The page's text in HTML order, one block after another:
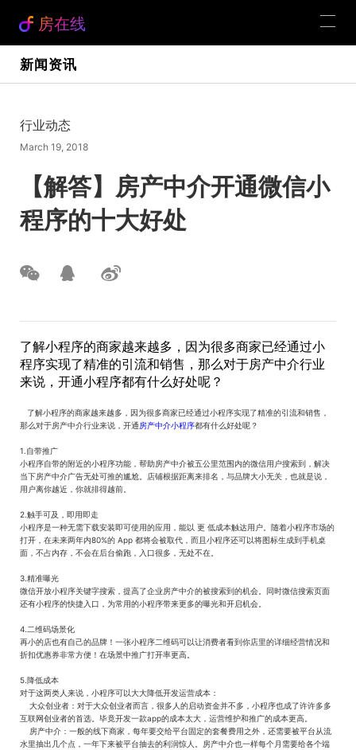
房在线
新闻资讯
行业动态
March 19, 2018
【解答】房产中介开通微信小
程序的十大好处
了解小程序的商家越来越多，因为很多商家已经通过小
程序实现了精准的引流和销售，那么对于房产中介行业
来说，开通小程序都有什么好处呢？
了解小程序的商家越来越多，因为很多商家已经通过小程序实现了精准的引流和销售，
那么对于房产中介行业来说，开通房产中介小程序都有什么好处呢？
1.自带推广
小程序自带的附近的小程序功能，帮助房产中介被五公里范围内的微信用户搜索到，解决
当下房产中介广告无处可推的尴尬。店铺根据距离来排名，与品牌大小无关，也就是说，
用户离你越近，你就排得越前。
2.触手可及，即用即走
小程序是一种无需下载安装即可使用的应用，能以 更 低成本触达用户。随着小程序市场的
打开，在未来两年内80%的 App 都将会被取代，而且小程序还可以将图标生成到手机桌
面，不占内存，不会在后台偷跑，入口很多，无处不在。
3.精准曝光
微信开放小程序关键字搜索，提高了企业房产中介的被搜索到的机会。同时微信搜索页面
还有小程序的快捷入口，为常用的小程序带来更多的曝光和开启机会。
4.二维码场景化
再小的店也有自己的品牌！一张小程序二维码可以让消费者看到你店里的详细经营情况和
折扣优惠券非常方便！在场景中推广打开率更高。
5.降低成本
对于这两类人来说，小程序可以大大降低开发运营成本：
大众创业者：对于大众创业者而言，很多人的启动资金并不多，小程序也成了许许多多
互联网创业者的首选。毕竟开发一款app的成本太大，运营维护和推广的成本更高。
房产中介：一般的线下商家，每年要交给平台固定的套餐费用之外，还需要被平台从流
水里抽出几个点，一年下来被平台抽去的利润惊人。房产中介也一样每个月需要给各个端